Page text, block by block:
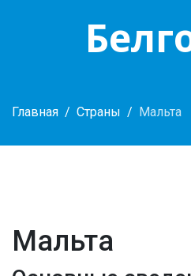
Главная Страны Мальта
Мальта